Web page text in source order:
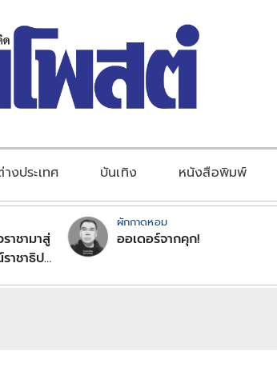
างประเทศ บันเทิง หนังสือพิมพ์
าชามาสู่
าชาธิป
ผักกาดหอม
ออเดอร์จากคุก!